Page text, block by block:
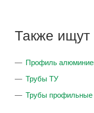
Также ищут
Профиль
Трубы ТУ
Трубы профильные